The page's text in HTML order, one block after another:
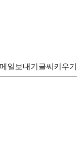
메일보내기 글씨키우기